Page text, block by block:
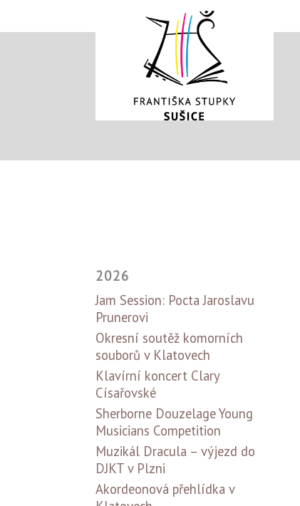
2026
Jam Session: Pocta Jaroslavu
Prunerovi
Okresní soutěž komorních
souborů v Klatovech
Klavírní koncert Clary
Císařovské
Sherborne Douzelage Young
Musicians Competition
Muzikál Dracula – výjezd do
DJKT v Plzni
Akordeonová přehlídka v